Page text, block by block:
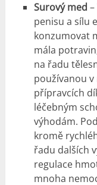
Surový med
penisu a sílu
konzumovat
mála
na řadu
používanou
přípravcích
léčebným
výhodám.
kromě
řadu dalších
regulace
mnoha